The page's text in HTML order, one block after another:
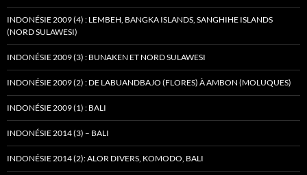
INDONÉSIE 2009 (4) : LEMBEH, BANGKA ISLANDS, SANGHIHE ISLANDS
(NORD SULAWESI)
INDONÉSIE 2009 (3) : BUNAKEN ET NORD SULAWESI
INDONÉSIE 2009 (2) : DE LABUANDBAJO (FLORES) À AMBON (MOLUQUES)
INDONÉSIE 2009 (1) : BALI
INDONÉSIE 2014 (3) – BALI
INDONÉSIE 2014 (2): ALOR DIVERS, KOMODO, BALI